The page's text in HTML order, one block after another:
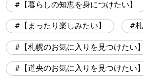
【暮らしの知恵を身につけたい】
【まったり楽しみたい】
【札幌のお気に入りを見つけたい】
【道央のお気に入りを見つけたい】